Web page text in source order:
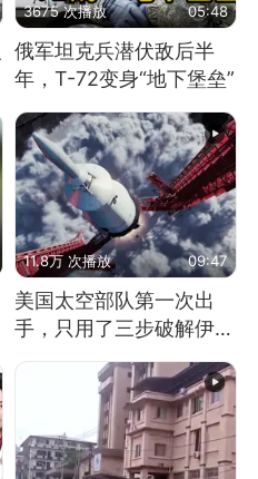
3675 次播放 05:48
俄军坦克兵潜伏敌后半
年，T-72变身“地下堡垒”
11.8万 次播放 09:47
美国太空部队第一次出
手，只用了三步破解伊朗